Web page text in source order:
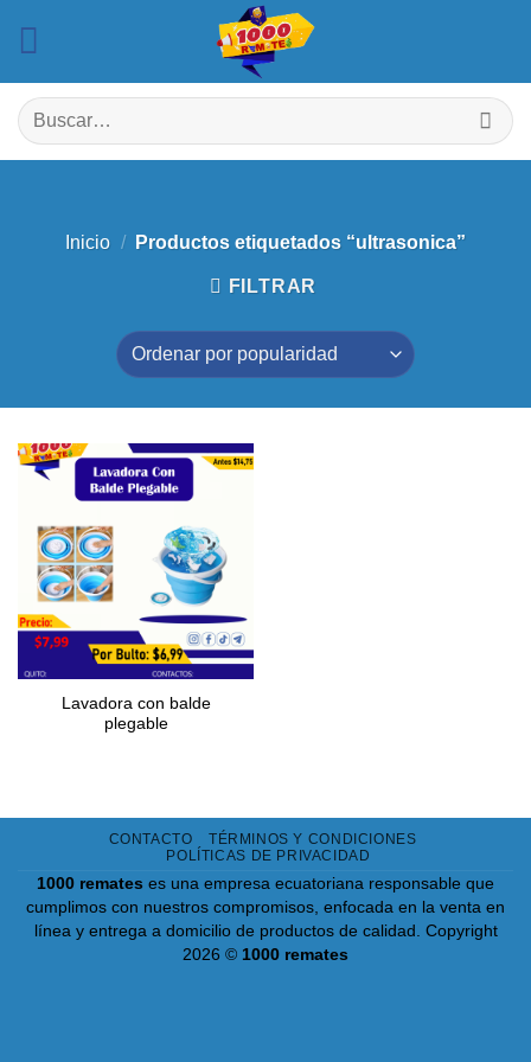
Buscar
por:
Inicio / Productos etiquetados “ultrasonica”
FILTRAR
Lavadora con balde
plegable
CONTACTO
TÉRMINOS Y CONDICIONES
POLÍTICAS DE PRIVACIDAD
1000 remates es una empresa ecuatoriana responsable que
cumplimos con nuestros compromisos, enfocada en la venta en
línea y entrega a domicilio de productos de calidad. Copyright
2026 © 1000 remates